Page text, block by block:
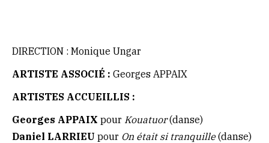
DIRECTION : Monique Ungar
ARTISTE ASSOCIÉ : Georges APPAIX
ARTISTES ACCUEILLIS :
Georges APPAIX pour Kouatuor (danse)
Daniel LARRIEU pour On était si tranquille (danse)